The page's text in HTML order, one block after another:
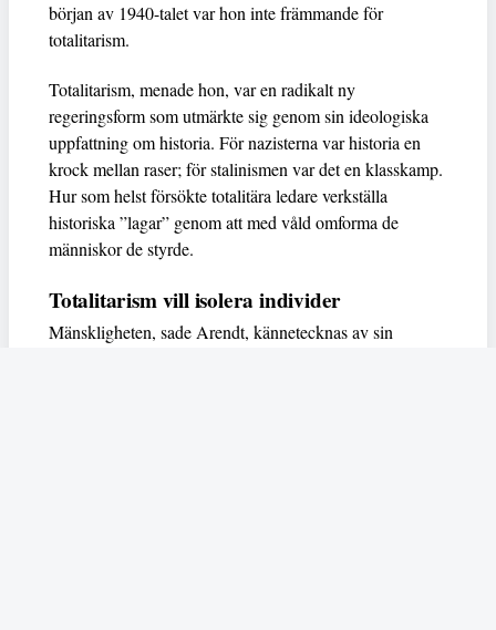
början av 1940-talet var hon inte främmande för
totalitarism.
Totalitarism, menade hon, var en radikalt ny
regeringsform som utmärkte sig genom sin ideologiska
uppfattning om historia. För nazisterna var historia en
krock mellan raser; för stalinismen var det en klasskamp.
Hur som helst försökte totalitära ledare verkställa
historiska ”lagar” genom att med våld omforma de
människor de styrde.
Totalitarism vill isolera individer
Mänskligheten, sade Arendt, kännetecknas av sin